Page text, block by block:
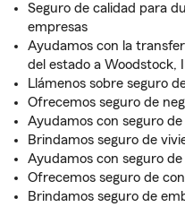
Seguro de calidad para
empresas
Ayudamos con la
del estado a Woodstock,
Llámenos sobre seguro
Ofrecemos seguro de
Ayudamos con seguro
Brindamos seguro de
Ayudamos con seguro
Ofrecemos seguro de
Brindamos seguro de